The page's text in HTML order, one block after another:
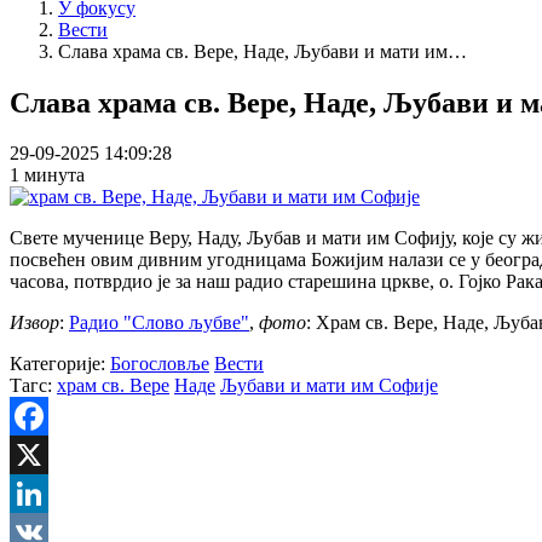
У фокусу
Вести
Слава храма св. Вере, Наде, Љубави и мати им…
Слава храма св. Вере, Наде, Љубави и
29-09-2025 14:09:28
1 минута
Свете мученице Веру, Наду, Љубав и мати им Софију, које су
посвећен овим дивним угодницама Божијим налази се у
часова, потврдио је за наш радио старешина цркве, о. Гојко
Извор: Радио "Слово љубве", фото: Храм св. Вере, Наде,
Категорије: Богословље Вести
Тагс: храм св. Вере Наде Љубави и мати им Софије
Facebook
X
LinkedIn